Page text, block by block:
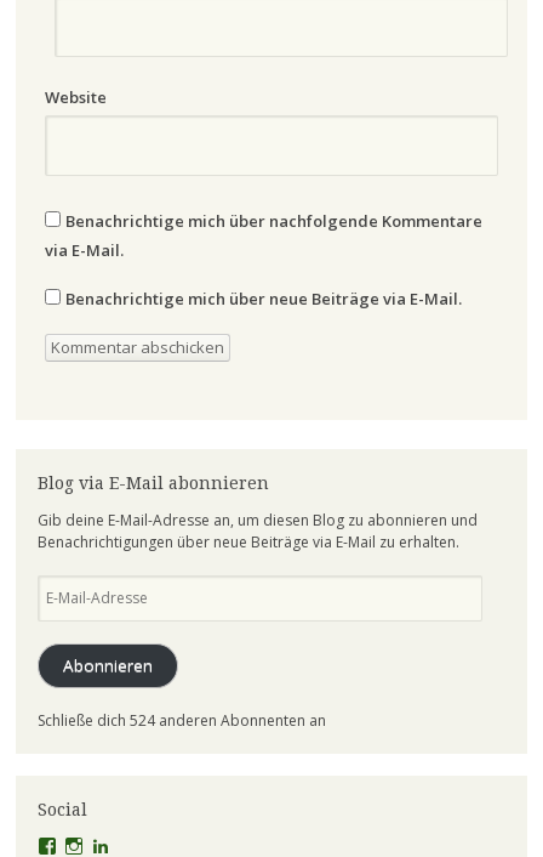
Website
Benachrichtige mich über nachfolgende Kommentare
via E-Mail.
Benachrichtige mich über neue Beiträge via E-Mail.
Blog via E-Mail abonnieren
Gib deine E-Mail-Adresse an, um diesen Blog zu abonnieren und
Benachrichtigungen über neue Beiträge via E-Mail zu erhalten.
Mail-
Abonnieren
Schließe dich 524 anderen Abonnenten an
Social
ProfilProfil